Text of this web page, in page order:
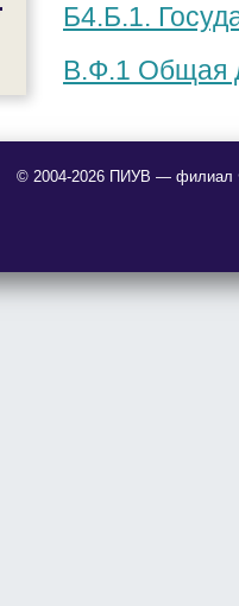
Б4.Б.1.
В.Ф.1 Общая
© 2004-2026 ПИУВ — филиал